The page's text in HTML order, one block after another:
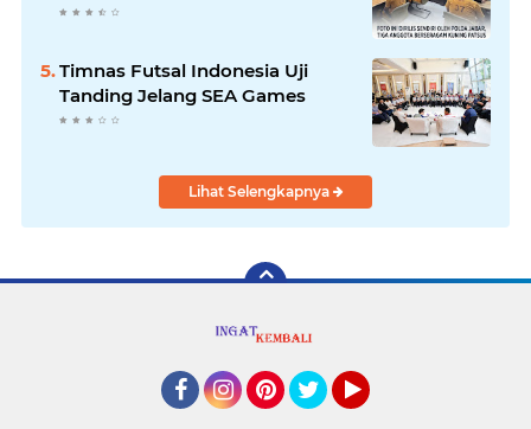
Timnas Futsal Indonesia Uji
Tanding Jelang SEA Games
Lihat Selengkapnya